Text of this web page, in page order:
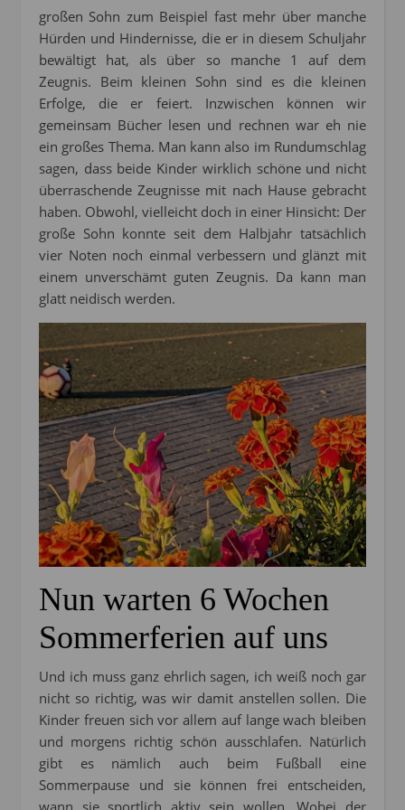
großen Sohn zum Beispiel fast mehr über manche
Hürden und Hindernisse, die er in diesem Schuljahr
bewältigt hat, als über so manche 1 auf dem
Zeugnis. Beim kleinen Sohn sind es die kleinen
Erfolge, die er feiert. Inzwischen können wir
gemeinsam Bücher lesen und rechnen war eh nie
ein großes Thema. Man kann also im Rundumschlag
sagen, dass beide Kinder wirklich schöne und nicht
überraschende Zeugnisse mit nach Hause gebracht
haben. Obwohl, vielleicht doch in einer Hinsicht: Der
große Sohn konnte seit dem Halbjahr tatsächlich
vier Noten noch einmal verbessern und glänzt mit
einem unverschämt guten Zeugnis. Da kann man
glatt neidisch werden.
Nun warten 6 Wochen
Sommerferien auf uns
Und ich muss ganz ehrlich sagen, ich weiß noch gar
nicht so richtig, was wir damit anstellen sollen. Die
Kinder freuen sich vor allem auf lange wach bleiben
und morgens richtig schön ausschlafen. Natürlich
gibt es nämlich auch beim Fußball eine
Sommerpause und sie können frei entscheiden,